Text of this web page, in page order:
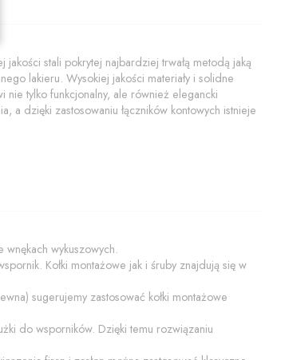
jakości stali pokrytej najbardziej trwałą metodą jaką
lakieru. Wysokiej jakości materiały i solidne
nie tylko funkcjonalny, ale również elegancki
a dzięki zastosowaniu łączników kontowych istnieje
wnękach wykuszowych.
Kołki montażowe jak i śruby znajdują się w
sugerujemy zastosować kołki montażowe
do wsporników. Dzięki temu rozwiązaniu